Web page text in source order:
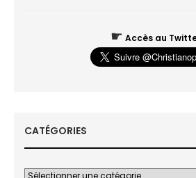
☛ Accès au
CATÉGORIES